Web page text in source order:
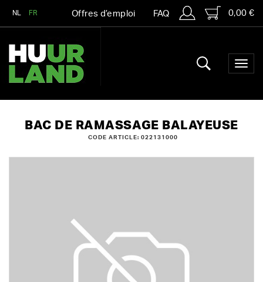
NL FR Offres d’emploi FAQ 0,00 €
BAC DE RAMASSAGE BALAYEUSE
CODE ARTICLE: 022131000